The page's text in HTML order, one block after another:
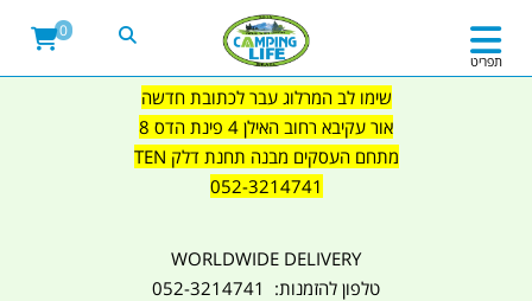
שימו לב המרלוג עבר לכתובת חדשה
אור עקיבא רחוב האילן 4 פינת הדס 8
מתחם העסקים מבנה תחנת דלק TEN
052-3214741
WORLDWIDE DELIVERY
טלפון להזמנות: 052-3214741
תפריט
0